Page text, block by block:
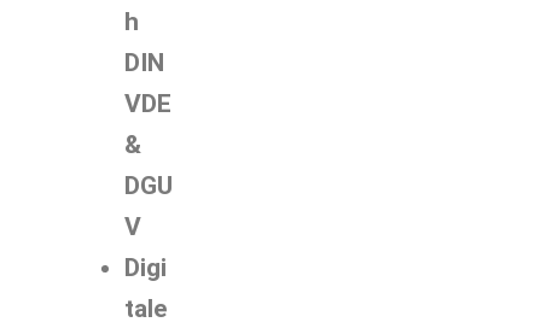
h
DIN
VDE
&
DGU
V
Digi
tale